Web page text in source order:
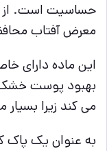
حساسیت است. از
معرض آفتاب
این ماده دارای
بهبود پوست
می کند زیرا
به عنوان یک پاک